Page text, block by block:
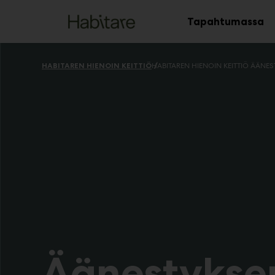
Main
Tapahtumassa
HABITAREN HIENOIN KEITTIÖ